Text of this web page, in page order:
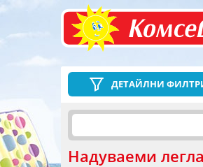
ДЕТАЙЛНИ
Надуваеми